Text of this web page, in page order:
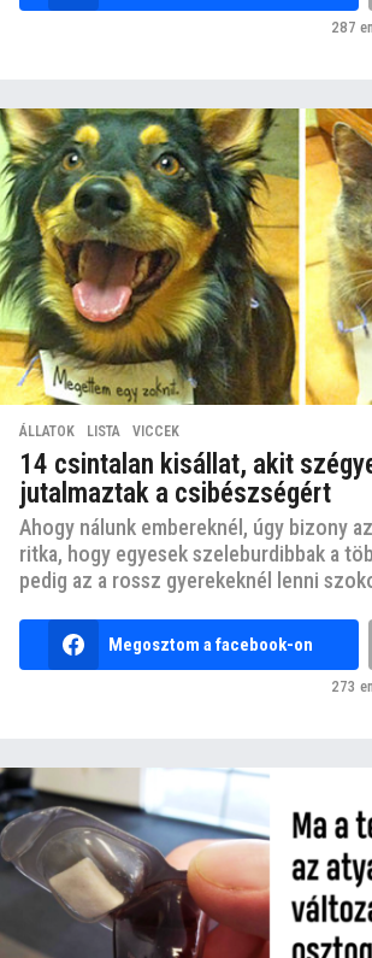
287
ÁLLATOK ,LISTA ,VICCEK
14 csintalan kisállat, akit
jutalmaztak a csibészségért
Ahogy nálunk embereknél, úgy bizony
ritka, hogy egyesek szeleburdibbak a
pedig az a rossz gyerekeknél lenni
Megosztom a facebook-on
273